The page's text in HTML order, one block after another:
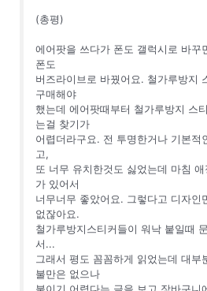
(총평)
에어팟을 쓰다가 폰도 갤럭시로 바꾸
폰도
버즈라이브로 바꿨어요. 철가루방지
구매해야
했는데 에어팟때부터 철가루방지 스
는걸 찾기가
어렵더라구요. 전 투명한거나 기본적
고,
또 너무 유치한것도 싫었는데 마침 애
가 있어서
너무너무 좋았어요. 그렇다고 디자인
없잖아요.
철가루방지스티커들이 워낙 붙일때
서...
그래서 평도 꼼꼼하게 읽었는데 대부
불만은 없으나